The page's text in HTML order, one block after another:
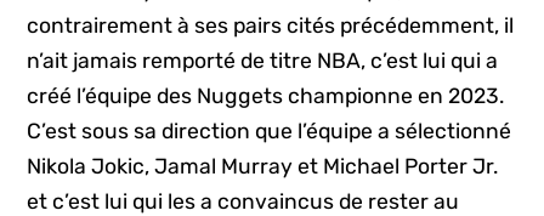
contrairement à ses pairs cités précédemment, il
n’ait jamais remporté de titre NBA, c’est lui qui a
créé l’équipe des Nuggets championne en 2023.
C’est sous sa direction que l’équipe a sélectionné
Nikola Jokic, Jamal Murray et Michael Porter Jr.
et c’est lui qui les a convaincus de rester au